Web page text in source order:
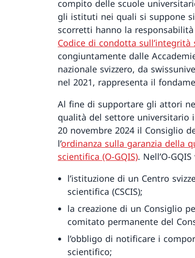
compito delle scuole
gli istituti nei quali si suppone
scorretti hanno la
Codice di condotta sull’integrità
congiuntamente dalle
nazionale svizzero, da
nel 2021, rappresenta il
Al fine di supportare gli attori
qualità del settore
20 novembre 2024 il Consiglio
l’ordinanza sulla garanzia della
scientifica (O-GQIS). Nell’O-
l’istituzione di un Centro
scientifica (CSCIS);
la creazione di un Consiglio
comitato permanente del
l’obbligo di notificare i
scientifico;